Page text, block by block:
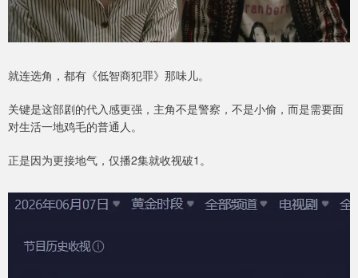
就连选角，都有《低智商犯罪》那味儿。
关键是这部剧的代入感更强，主角不是警察，不是小偷，而是需要面
对生活一地鸡毛的普通人。
正是因为更接地气，仅播2集就收视破1。